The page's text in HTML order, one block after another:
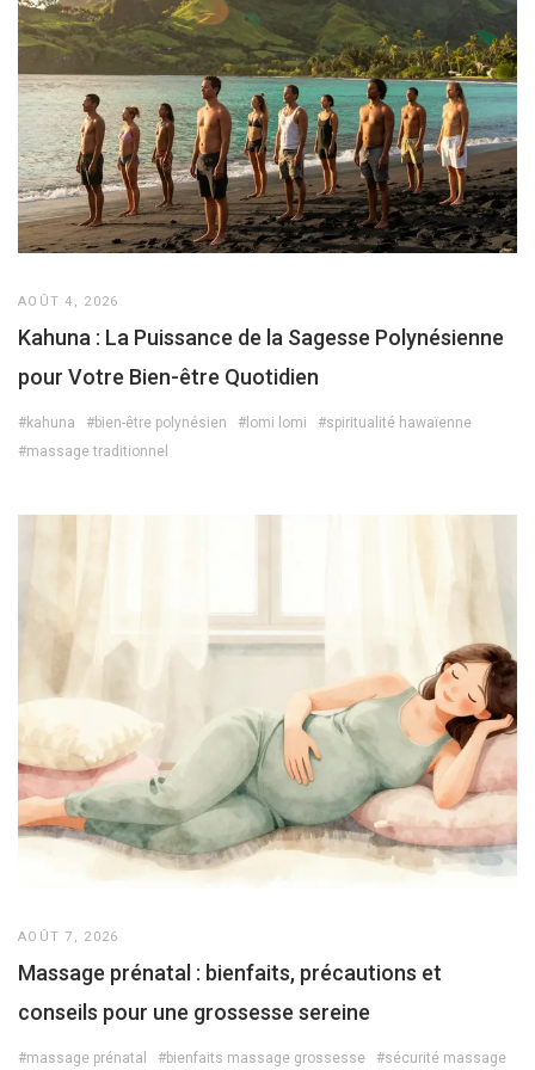
AOÛT 4, 2026
Kahuna : La Puissance de la Sagesse Polynésienne
pour Votre Bien-être Quotidien
#kahuna #bien-être polynésien #lomi lomi
#spiritualité hawaïenne
#massage traditionnel
AOÛT 7, 2026
Massage prénatal : bienfaits, précautions et
conseils pour une grossesse sereine
#massage prénatal #bienfaits massage grossesse #sécurité massage